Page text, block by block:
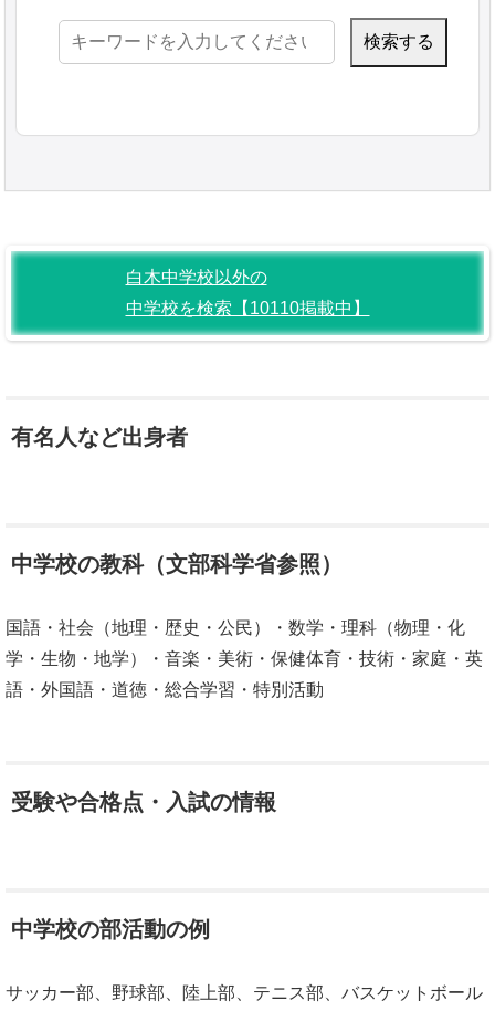
検
白木中学校以外の
中学校を検索【10110掲載中】
有名人など出身者
中学校の教科（文部科学省参照）
国語・社会（地理・歴史・公民）・数学・理科（物理・化
学・生物・地学）・音楽・美術・保健体育・技術・家庭・英
語・外国語・道徳・総合学習・特別活動
受験や合格点・入試の情報
中学校の部活動の例
サッカー部、野球部、陸上部、テニス部、バスケットボール